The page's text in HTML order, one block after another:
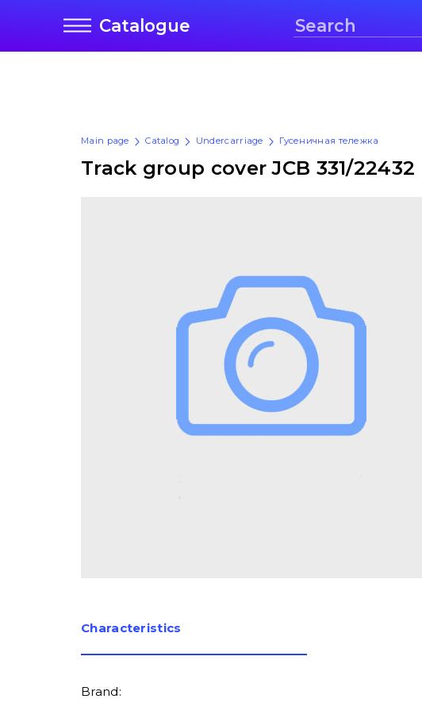
Catalogue
Main page Catalog Undercarriage Гусеничная тележка
Track group cover JCB 331/22432
Сharacteristics
Brand: